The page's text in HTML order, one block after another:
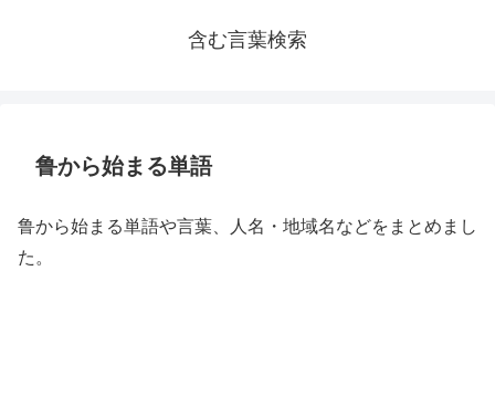
含む言葉検索
鲁から始まる単語
鲁から始まる単語や言葉、人名・地域名などをまとめまし
た。